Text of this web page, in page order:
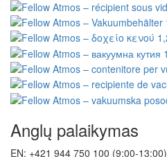
Anglų palaikymas
EN: +421 944 750 100 (9:00-13:00)